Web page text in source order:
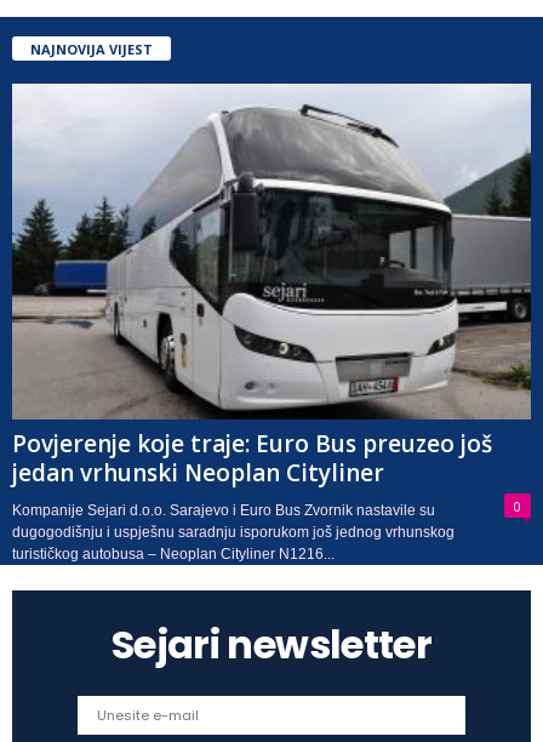
NAJNOVIJA VIJEST
Povjerenje koje traje: Euro Bus preuzeo još
jedan vrhunski Neoplan Cityliner
0
Kompanije Sejari d.o.o. Sarajevo i Euro Bus Zvornik nastavile su
dugogodišnju i uspješnu saradnju isporukom još jednog vrhunskog
turističkog autobusa – Neoplan Cityliner N1216...
Sejari newsletter